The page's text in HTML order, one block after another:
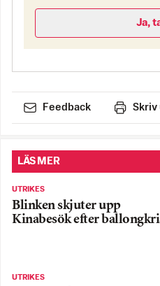
Ja,
Feedback Skriv
LÄS MER
UTRIKES
Blinken skjuter upp
Kinabesök efter
UTRIKES